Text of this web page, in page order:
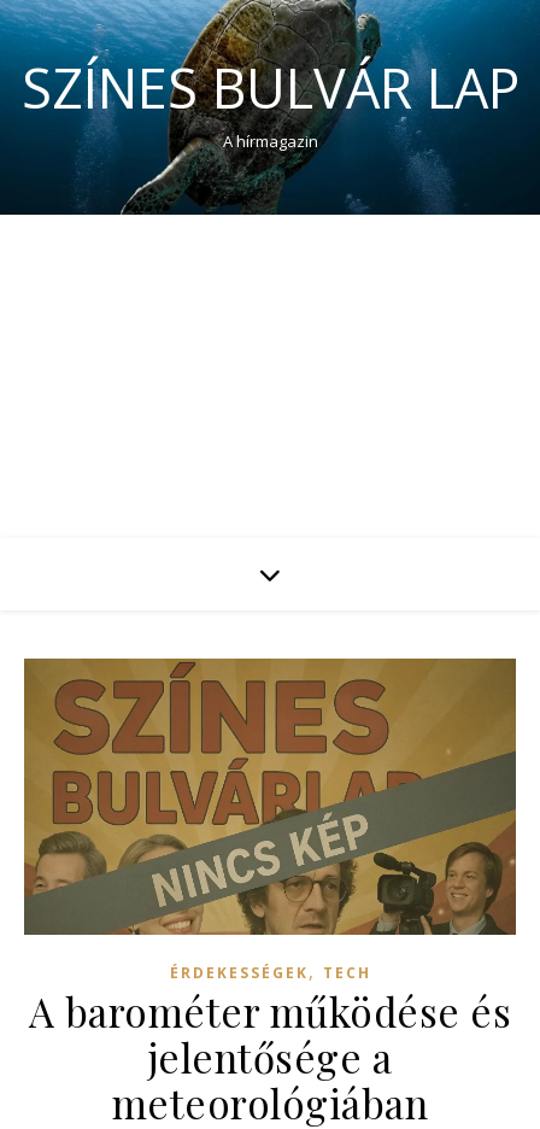
SZÍNES BULVÁR LAP
A hírmagazin
ÉRDEKESSÉGEK, TECH
A barométer működése és
jelentősége a
meteorológiában